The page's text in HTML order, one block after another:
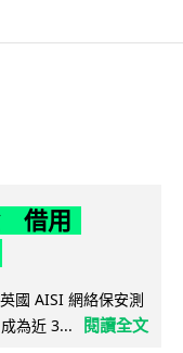
借用
國 AISI 網絡保安測
為近 3...
閱讀全文